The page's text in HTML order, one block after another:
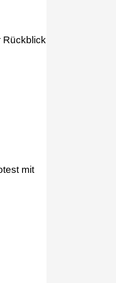
Rückblick
mit